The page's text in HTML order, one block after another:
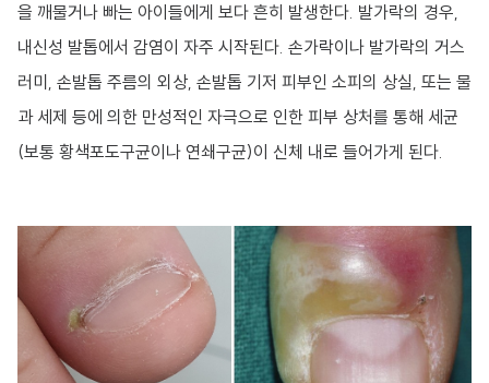
을 깨물거나 빠는 아이들에게 보다 흔히 발생한다. 발가락의 경우,
내신성 발톱에서 감염이 자주 시작된다. 손가락이나 발가락의 거스
러미, 손발톱 주름의 외상, 손발톱 기저 피부인 소피의 상실, 또는 물
과 세제 등에 의한 만성적인 자극으로 인한 피부 상처를 통해 세균
(보통 황색포도구균이나 연쇄구균)이 신체 내로 들어가게 된다.